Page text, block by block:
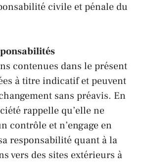
civile et pénale du
contenues dans le présent
à titre indicatif et peuvent
sans préavis. En
rappelle qu’elle ne
contrôle et n’engage en
responsabilité quant à la
vers des sites extérieurs à